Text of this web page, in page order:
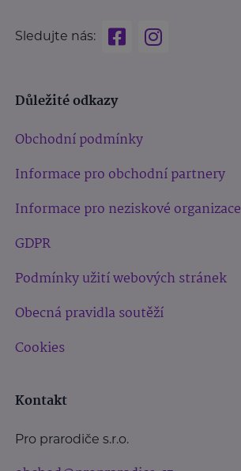
Sledujte nás:
Důležité odkazy
Obchodní podmínky
Informace pro obchodní partnery
Informace pro neziskové organizace
GDPR
Podmínky užití webových stránek
Obecná pravidla soutěží
Cookies
Kontakt
Pro prarodiče s.r.o.